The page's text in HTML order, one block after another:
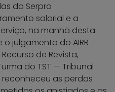
do Serpro
salarial e a
na manhã desta
julgamento do AIRR —
de Revista,
do TST — Tribunal
reconheceu as perdas